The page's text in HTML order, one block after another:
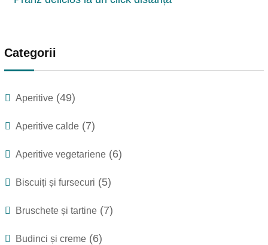
Categorii
Aperitive (49)
Aperitive calde (7)
Aperitive vegetariene (6)
Biscuiți și fursecuri (5)
Bruschete și tartine (7)
Budinci și creme (6)